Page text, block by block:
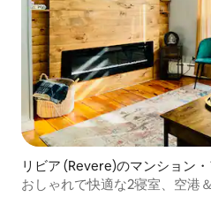
リビア (Revere)のマンション
おしゃれで快適な2寝室、空港